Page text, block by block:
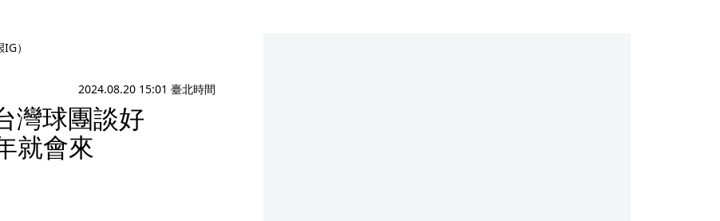
）
2024.08.20 15:01 臺北時間
灣球團談好
就會來